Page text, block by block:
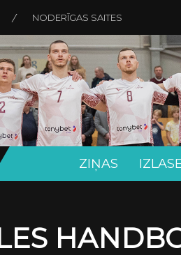
NODERĪGAS SAITES
ZIŅAS